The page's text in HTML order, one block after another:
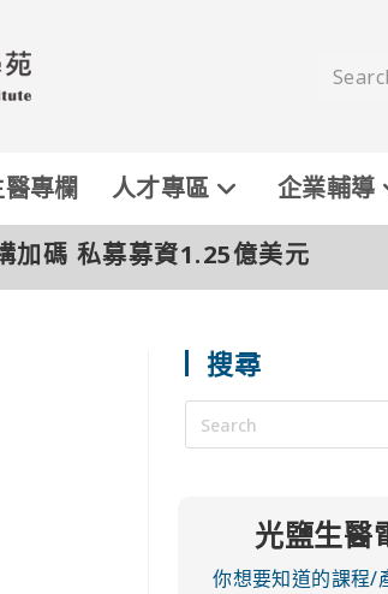
專欄 人才專區 企業輔導
碼 私募募資1.25億美元
搜尋
光鹽生醫
你想要知道的課程/